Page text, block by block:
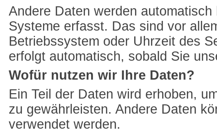
Andere Daten werden
Systeme erfasst. Das sind vor
Betriebssystem oder Uhrzeit des
erfolgt automatisch, sobald Sie
Wofür nutzen wir Ihre Daten?
Ein Teil der Daten wird erhoben,
zu gewährleisten. Andere Daten
verwendet werden.